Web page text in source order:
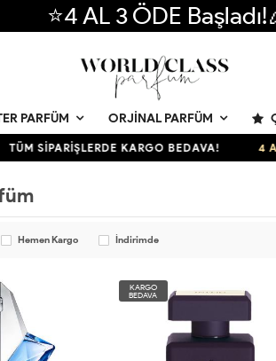
⭐4 AL 3 ÖDE
PARFÜM ORJINAL PARFÜM
SİPARİŞLERDE KARGO BEDAVA! 4 AL 3
Hemen Kargo İndirimde
KARGO
BEDAVA